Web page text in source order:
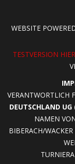
WEBSITE
TESTVERSION
VERANTWORTLICH
DEUTSCHLAND
NAMEN
IBERACH/WACKER